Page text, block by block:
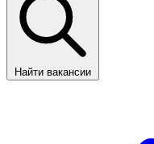
Найти вакансии